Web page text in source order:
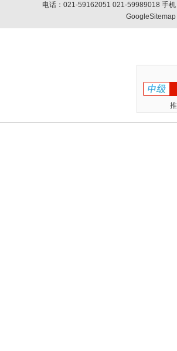
电话：021-59162051 021-59989018 手
GoogleSitemap